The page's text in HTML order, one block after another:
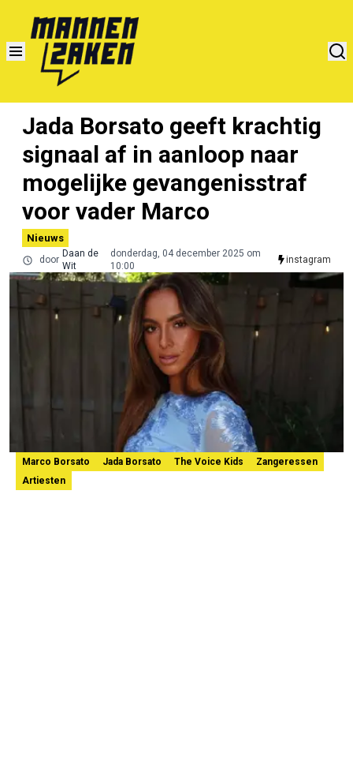
Jada Borsato geeft krachtig
signaal af in aanloop naar
mogelijke gevangenisstraf
voor vader Marco
Nieuws
door
Daan de
Wit
donderdag, 04 december 2025 om
10:00
instagram
Marco Borsato Jada Borsato The Voice Kids
Zangeressen
Artiesten